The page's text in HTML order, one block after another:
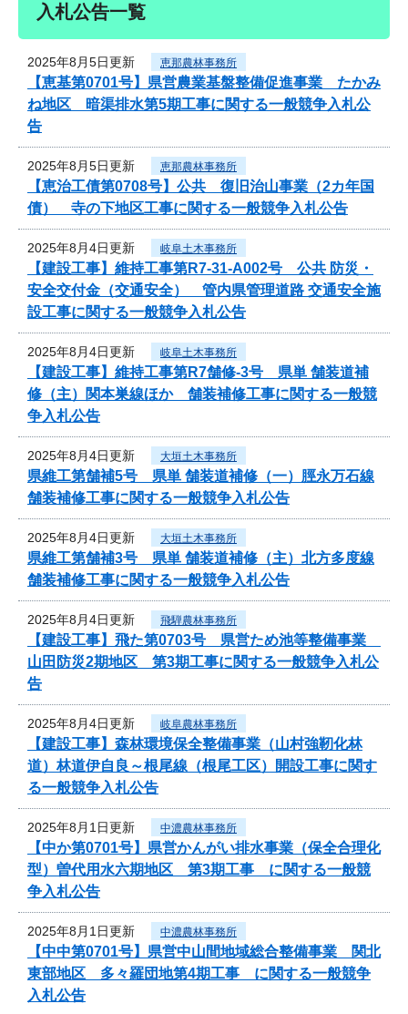
入札公告一覧
2025年8月5日更新 恵那農林事務所
【恵基第0701号】県営農業基盤整備促進事業 たかみ
ね地区 暗渠排水第5期工事に関する一般競争入札公
告
2025年8月5日更新 恵那農林事務所
【恵治工債第0708号】公共 復旧治山事業（2カ年国
債） 寺の下地区工事に関する一般競争入札公告
2025年8月4日更新 岐阜土木事務所
【建設工事】維持工事第R7-31-A002号 公共 防災・
安全交付金（交通安全） 管内県管理道路 交通安全施
設工事に関する一般競争入札公告
2025年8月4日更新 岐阜土木事務所
【建設工事】維持工事第R7舗修-3号 県単 舗装道補
修（主）関本巣線ほか 舗装補修工事に関する一般競
争入札公告
2025年8月4日更新 大垣土木事務所
県維工第舗補5号 県単 舗装道補修（一）脛永万石線
舗装補修工事に関する一般競争入札公告
2025年8月4日更新 大垣土木事務所
県維工第舗補3号 県単 舗装道補修（主）北方多度線
舗装補修工事に関する一般競争入札公告
2025年8月4日更新 飛騨農林事務所
【建設工事】飛た第0703号 県営ため池等整備事業
山田防災2期地区 第3期工事に関する一般競争入札公
告
2025年8月4日更新 岐阜農林事務所
【建設工事】森林環境保全整備事業（山村強靭化林
道）林道伊自良～根尾線（根尾工区）開設工事に関す
る一般競争入札公告
2025年8月1日更新 中濃農林事務所
【中か第0701号】県営かんがい排水事業（保全合理化
型）曽代用水六期地区 第3期工事 に関する一般競
争入札公告
2025年8月1日更新 中濃農林事務所
【中中第0701号】県営中山間地域総合整備事業 関北
東部地区 多々羅団地第4期工事 に関する一般競争
入札公告